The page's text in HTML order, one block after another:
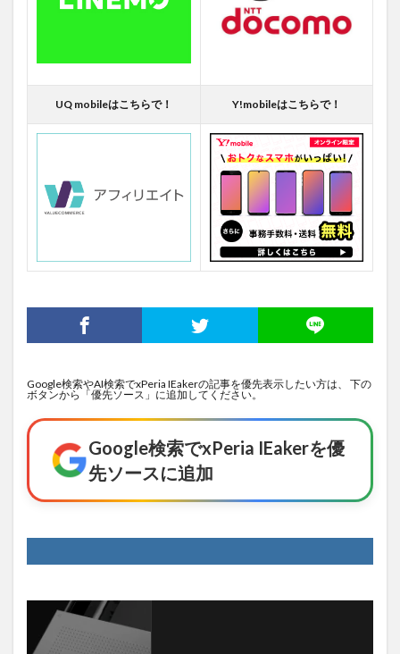
UQ mobileはこちらで！ Y!mobileはこちらで！
Google検索やAI検索でxPeria IEakerの記事を優先表示したい方は、 下の
ボタンから「優先ソース」に追加してください。
Google検索でxPeria IEakerを優
先ソースに追加